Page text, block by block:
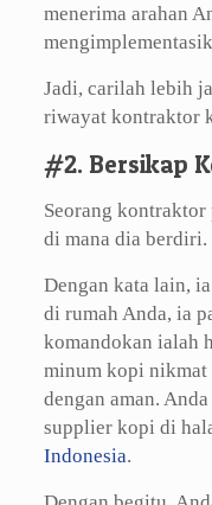
menerima arahan
Jadi, carilah lebih
riwayat kontraktor
#2. Bersikap
Seorang
di mana dia berdiri.
Dengan kata lain,
di rumah Anda, ia
komandokan ialah
minum kopi nikmat
dengan aman.
supplier kopi di
Indonesia.